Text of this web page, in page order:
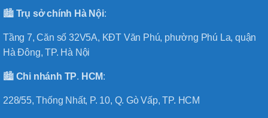
🏙️ Trụ sở chính Hà Nội:
Tầng 7, Căn số 32V5A, KĐT Văn Phú, phường Phú La, quận
Hà Đông, TP. Hà Nội
🏙️ Chi nhánh TP. HCM:
228/55, Thống Nhất, P. 10, Q. Gò Vấp, TP. HCM